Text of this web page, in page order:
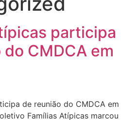
participa
CMDCA em
de reunião do CMDCA em
Famílias Atípicas marcou